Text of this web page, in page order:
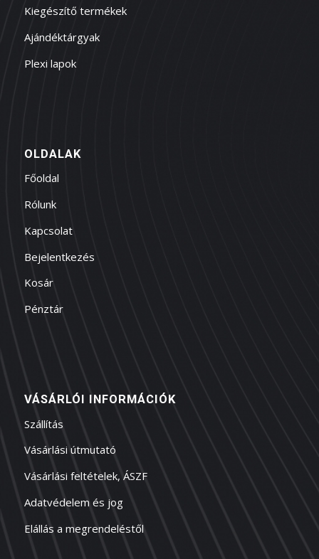
Kiegészítő termékek
Ajándéktárgyak
Plexi lapok
OLDALAK
Főoldal
Rólunk
Kapcsolat
Bejelentkezés
Kosár
Pénztár
VÁSÁRLÓI INFORMÁCIÓK
Szállítás
Vásárlási útmutató
Vásárlási feltételek, ÁSZF
Adatvédelem és jog
Elállás a megrendeléstől